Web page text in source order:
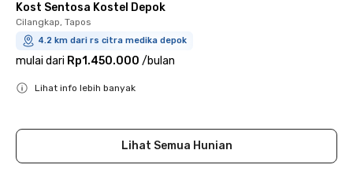
Kost Sentosa Kostel Depok
Cilangkap, Tapos
4.2 km dari rs citra medika depok
mulai dari Rp1.450.000 /bulan
Lihat info lebih banyak
Lihat Semua Hunian